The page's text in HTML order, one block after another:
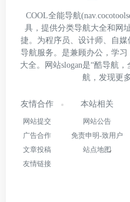
COOL全能导航
具，提供分类导航大全和网
捷。为程序员、设计师、自
导航服务。是兼顾办公，学
大全。网站slogan是“酷导航
航，发现更
友情合作
网站提交
广告合作
文章投稿
友情链接
本站相关
网站公告
免责申明-致用户
站点地图